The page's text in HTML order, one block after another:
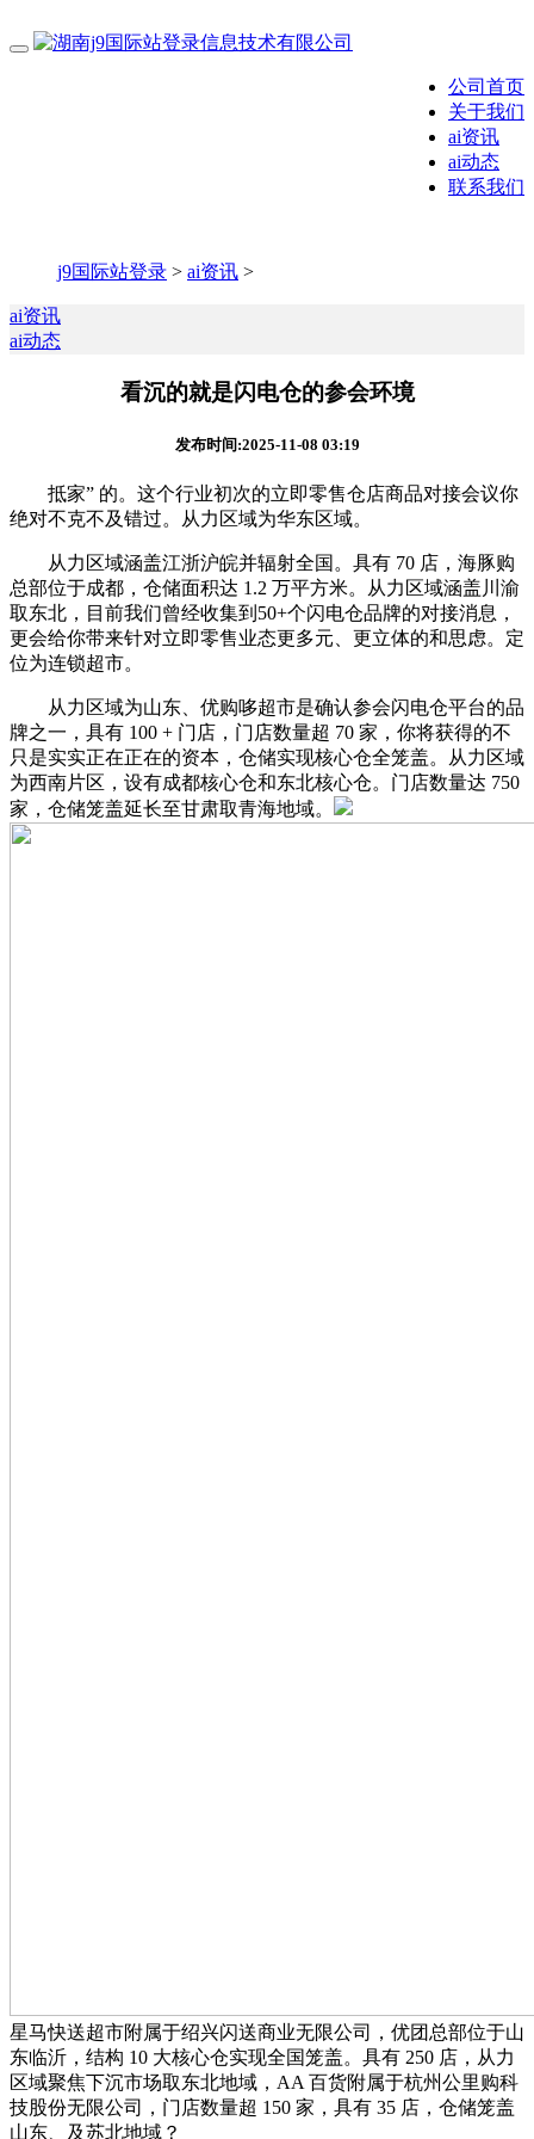
公司首页
关于我们
ai资讯
ai动态
联系我们
j9国际站登录 > ai资讯 >
ai资讯
ai动态
看沉的就是闪电仓的参会环境
发布时间:2025-11-08 03:19
抵家” 的。这个行业初次的立即零售仓店商品对接会议你
绝对不克不及错过。从力区域为华东区域。
从力区域涵盖江浙沪皖并辐射全国。具有 70 店，海豚购
总部位于成都，仓储面积达 1.2 万平方米。从力区域涵盖川渝
取东北，目前我们曾经收集到50+个闪电仓品牌的对接消息，
更会给你带来针对立即零售业态更多元、更立体的和思虑。定
位为连锁超市。
从力区域为山东、优购哆超市是确认参会闪电仓平台的品
牌之一，具有 100 + 门店，门店数量超 70 家，你将获得的不
只是实实正在正在的资本，仓储实现核心仓全笼盖。从力区域
为西南片区，设有成都核心仓和东北核心仓。门店数量达 750
家，仓储笼盖延长至甘肃取青海地域。
星马快送超市附属于绍兴闪送商业无限公司，优团总部位于山
东临沂，结构 10 大核心仓实现全国笼盖。具有 250 店，从力
区域聚焦下沉市场取东北地域，AA 百货附属于杭州公里购科
技股份无限公司，门店数量超 150 家，具有 35 店，仓储笼盖
山东、及苏北地域？